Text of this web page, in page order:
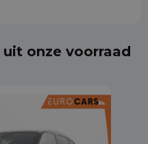
onze voorraad